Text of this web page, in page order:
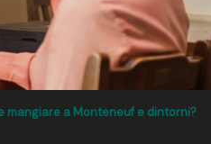
mangiare a Monteneuf e dintorni?